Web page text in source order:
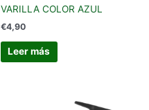
VARILLA COLOR AZUL
€4,90
Leer más